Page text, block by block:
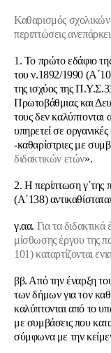
Καθαρισμός
περιπτώσεις
1. To πρώτο εδάφιο
του ν.1892/1990
της ισχύος της
Πρωτοβάθμιας και
τους δεν
υπηρετεί σε
-καθαρίστριες με
διδακτικών ετών».
2. Η περίπτωση γ΄της
(Α΄138)
γ.αα. Για τα
μίσθωσης έργου της
101) καταρτίζονται
ββ. Από την έναρξη
των δήμων για τον
καλύπτονται από το
με συμβάσεις που
σύμφωνα με την